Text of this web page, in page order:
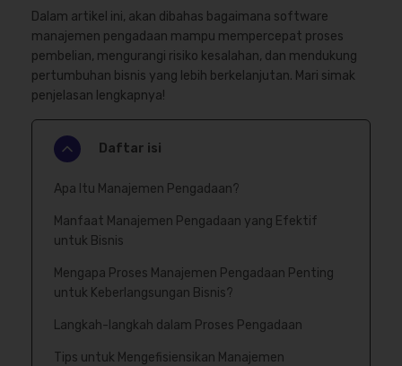
Dalam artikel ini, akan dibahas bagaimana software
manajemen pengadaan mampu mempercepat proses
pembelian, mengurangi risiko kesalahan, dan mendukung
pertumbuhan bisnis yang lebih berkelanjutan. Mari simak
penjelasan lengkapnya!
Daftar isi
Apa Itu Manajemen Pengadaan?
Manfaat Manajemen Pengadaan yang Efektif
untuk Bisnis
Mengapa Proses Manajemen Pengadaan Penting
untuk Keberlangsungan Bisnis?
Langkah-langkah dalam Proses Pengadaan
Tips untuk Mengefisiensikan Manajemen